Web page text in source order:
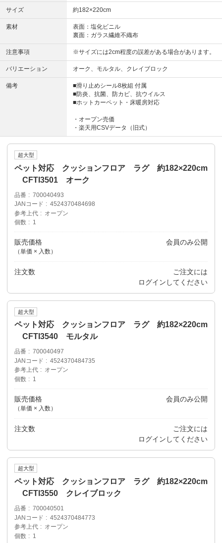
サイズ 約182×220cm
素材
表面：塩化ビニル
裏面：ガラス繊維不織布
注意事項 ※サイズには2cm程度の誤差がある場合があります。
バリエーション オーク、モルタル、クレイブロック
備考
■滑り止めシール8枚組 付属
■防炎、抗菌、防カビ、抗ウイルス
■ホットカーペット・床暖房対応
・オープン売価
・楽天用CSVデータ（旧式）
超大型
ペット対応 クッションフロア ラグ 約182×220cm
CFTI3501 オーク
品番
700040493
JANコード
4524370484698
参考上代
オープン
個数
1
販売価格
（単価 × 入数）
会員のみ公開
注文数
ご注文には
ログイン してください
超大型
ペット対応 クッションフロア ラグ 約182×220cm
CFTI3540 モルタル
品番
700040497
JANコード
4524370484735
参考上代
オープン
個数
1
販売価格
（単価 × 入数）
会員のみ公開
注文数
ご注文には
ログイン してください
超大型
ペット対応 クッションフロア ラグ 約182×220cm
CFTI3550 クレイブロック
品番
700040501
JANコード
4524370484773
参考上代
オープン
個数
1